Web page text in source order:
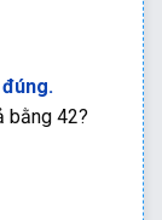
bằng 42?